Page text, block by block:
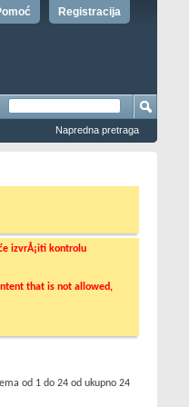
Registracija
Napredna pretraga
izvrÅ¡iti kontrolu
that is not allowed,
od 1 do 24 od ukupno 24